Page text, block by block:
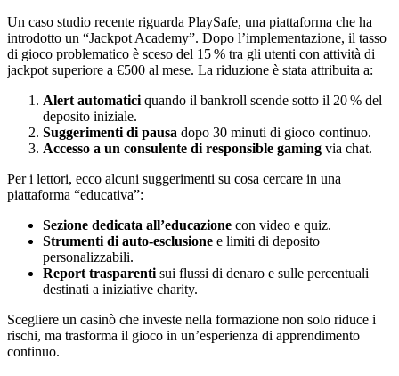
Un caso studio recente riguarda PlaySafe, una piattaforma che ha
introdotto un “Jackpot Academy”. Dopo l’implementazione, il tasso
di gioco problematico è sceso del 15 % tra gli utenti con attività di
jackpot superiore a €500 al mese. La riduzione è stata attribuita a:
Alert automatici quando il bankroll scende sotto il 20 % del
deposito iniziale.
Suggerimenti di pausa dopo 30 minuti di gioco continuo.
Accesso a un consulente di responsible gaming via chat.
Per i lettori, ecco alcuni suggerimenti su cosa cercare in una
piattaforma “educativa”:
Sezione dedicata all’educazione con video e quiz.
Strumenti di auto‑esclusione e limiti di deposito
personalizzabili.
Report trasparenti sui flussi di denaro e sulle percentuali
destinati a iniziative charity.
Scegliere un casinò che investe nella formazione non solo riduce i
rischi, ma trasforma il gioco in un’esperienza di apprendimento
continuo.